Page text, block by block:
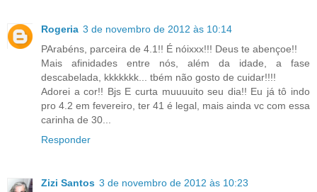
Rogeria 3 de novembro de 2012 às 10:14
PArabéns, parceira de 4.1!! É nóixxx!!! Deus te abençoe!!
Mais afinidades entre nós, além da idade, a fase
descabelada, kkkkkkk... tbém não gosto de cuidar!!!!
Adorei a cor!! Bjs E curta muuuuito seu dia!! Eu já tô indo
pro 4.2 em fevereiro, ter 41 é legal, mais ainda vc com essa
carinha de 30...
Responder
Zizi Santos 3 de novembro de 2012 às 10:23